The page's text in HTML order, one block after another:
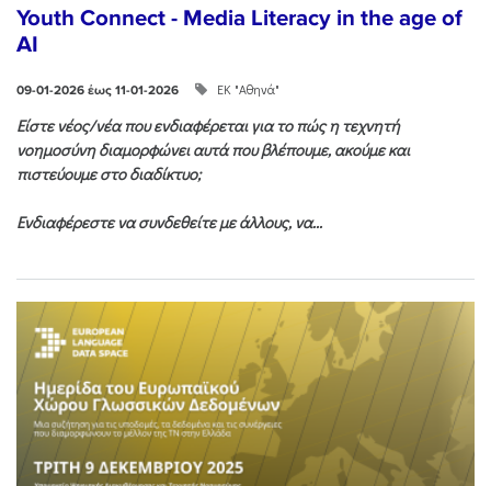
Youth Connect - Media Literacy in the age of
AI
09-01-2026 έως 11-01-2026 ΕΚ "Αθηνά"
Είστε νέος/νέα που ενδιαφέρεται για το πώς η τεχνητή
νοημοσύνη διαμορφώνει αυτά που βλέπουμε, ακούμε και
πιστεύουμε στο διαδίκτυο;
Ενδιαφέρεστε να συνδεθείτε με άλλους, να...